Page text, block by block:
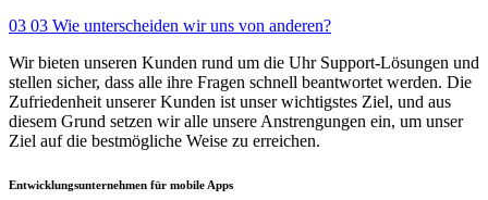
03 03 Wie unterscheiden wir uns von anderen?
Wir bieten unseren Kunden rund um die Uhr Support-Lösungen und
stellen sicher, dass alle ihre Fragen schnell beantwortet werden. Die
Zufriedenheit unserer Kunden ist unser wichtigstes Ziel, und aus
diesem Grund setzen wir alle unsere Anstrengungen ein, um unser
Ziel auf die bestmögliche Weise zu erreichen.
Entwicklungsunternehmen für mobile Apps